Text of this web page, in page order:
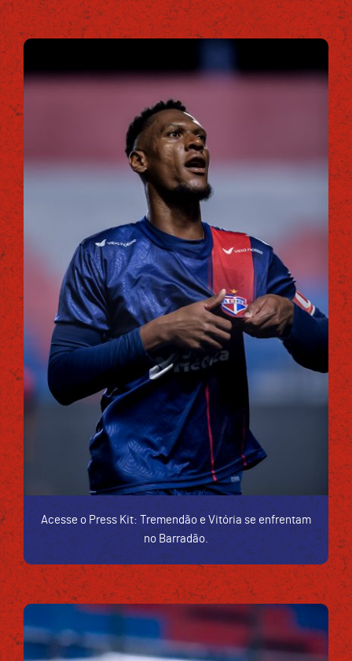
Acesse o Press Kit: Tremendão e Vitória se enfrentam
no Barradão.